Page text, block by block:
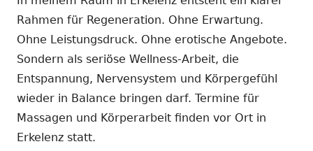
Rahmen für Regeneration. Ohne Erwartung.
Ohne Leistungsdruck. Ohne erotische Angebote.
Sondern als seriöse Wellness-Arbeit, die
Entspannung, Nervensystem und Körpergefühl
wieder in Balance bringen darf. Termine für
Massagen und Körperarbeit finden vor Ort in
Erkelenz statt.